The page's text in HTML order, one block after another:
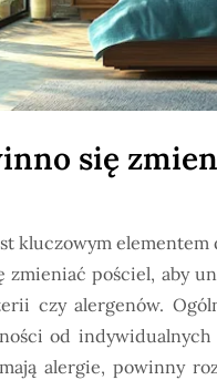
się
kluczowym
zmieniać pościel, aby
czy alergenów.
od
alergie, powinny